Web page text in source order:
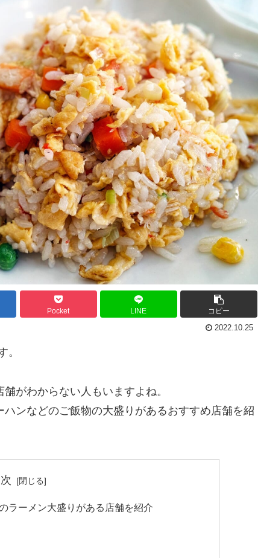
Pocket LINE コピー
2022.10.25
。
がわからない人もいますよね。
ンなどのご飯物の大盛りがあるおすすめ店舗を紹
ラーメン大盛りがある店舗を紹介